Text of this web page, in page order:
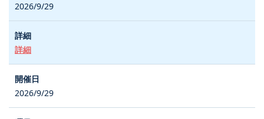
2026/9/29
詳細
2026/9/29